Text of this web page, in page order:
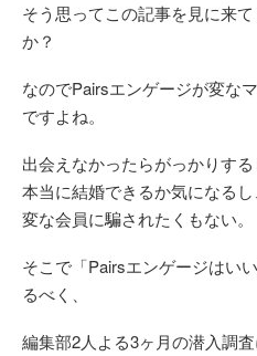
そう思ってこの記事を見に来
か？
なのでPairsエンゲージが変な
ですよね。
出会えなかったらがっかりする
本当に結婚できるか気になるし
変な会員に騙されたくもない。
そこで「Pairsエンゲージはい
るべく、
編集部2人よる3ヶ月の潜入調査